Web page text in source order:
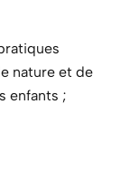
nature et de
enfants ;